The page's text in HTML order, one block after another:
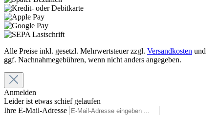
Alle Preise inkl. gesetzl. Mehrwertsteuer zzgl. Versandkosten und
ggf. Nachnahmegebühren, wenn nicht anders angegeben.
Anmelden
Leider ist etwas schief gelaufen
Ihre E-Mail-Adresse